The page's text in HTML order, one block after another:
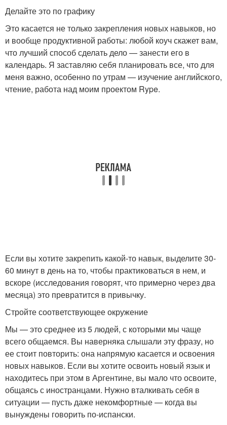
Делайте это по графику
Это касается не только закрепления новых навыков, но
и вообще продуктивной работы: любой коуч скажет вам,
что лучший способ сделать дело — занести его в
календарь. Я заставляю себя планировать все, что для
меня важно, особенно по утрам — изучение английского,
чтение, работа над моим проектом Rype.
Если вы хотите закрепить какой-то навык, выделите 30-
60 минут в день на то, чтобы практиковаться в нем, и
вскоре (исследования говорят, что примерно через два
месяца) это превратится в привычку.
Стройте соответствующее окружение
Мы — это среднее из 5 людей, с которыми мы чаще
всего общаемся. Вы наверняка слышали эту фразу, но
ее стоит повторить: она напрямую касается и освоения
новых навыков. Если вы хотите освоить новый язык и
находитесь при этом в Аргентине, вы мало что освоите,
общаясь с иностранцами. Нужно вталкивать себя в
ситуации — пусть даже некомфортные — когда вы
вынуждены говорить по-испански.